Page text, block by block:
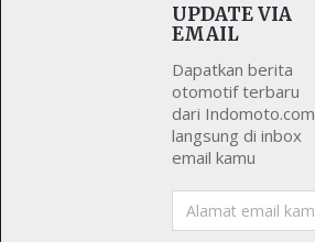
UPDATE VIA
EMAIL
Dapatkan berita
otomotif terbaru
dari Indomoto.com
langsung di inbox
email kamu
Alamat
email